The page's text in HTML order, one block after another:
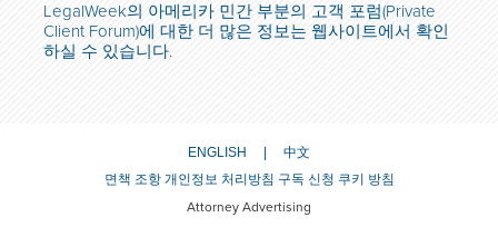
LegalWeek의 아메리카 민간 부분의 고객 포럼(Private
Client Forum)에 대한 더 많은 정보는 웹사이트에서 확인
하실 수 있습니다.
ENGLISH
中文
면책 조항 개인정보 처리방침 구독 신청 쿠키 방침
Attorney Advertising